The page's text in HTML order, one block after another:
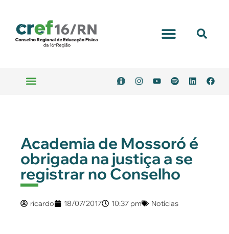
Academia de Mossoró é
obrigada na justiça a se
registrar no Conselho
ricardo 18/07/2017 10:37 pm Notícias